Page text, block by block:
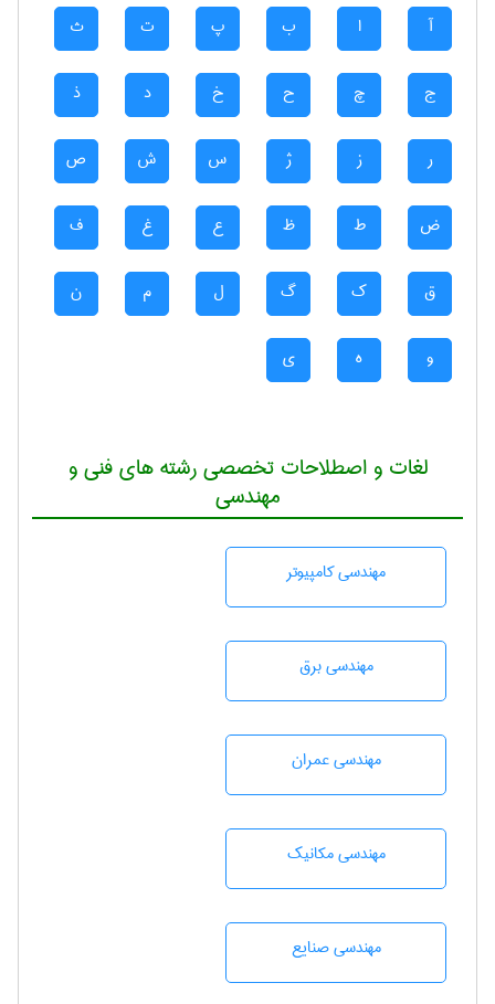
آ ا ب پ ت ث
ج چ ح خ د ذ
ر ز ژ س ش ص
ض ط ظ ع غ ف
ق ک گ ل م ن
و ه ی
لغات و اصطلاحات تخصصی رشته های فنی و
مهندسی
مهندسی كامپيوتر
مهندسی برق
مهندسی عمران
مهندسی مکانیک
مهندسی صنايع